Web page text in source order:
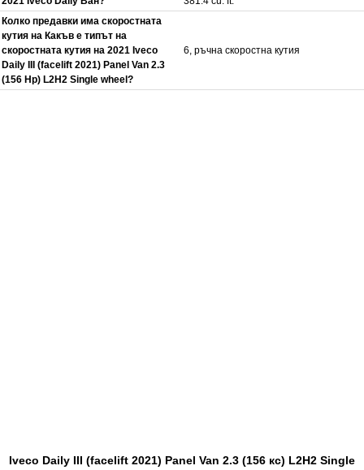
Колко предавки има скоростната
кутия на Какъв е типът на
скоростната кутия на 2021 Iveco
Daily III (facelift 2021) Panel Van 2.3
(156 Hp) L2H2 Single wheel?
6, ръчна скоростна кутия
Iveco Daily III (facelift 2021) Panel Van 2.3 (156 кс) L2H2 Single